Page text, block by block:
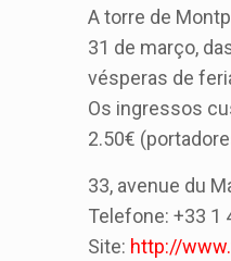
A torre de
31 de março,
vésperas de
Os ingressos
2.50€
33, avenue du
Telefone: +33 1
Site: http://